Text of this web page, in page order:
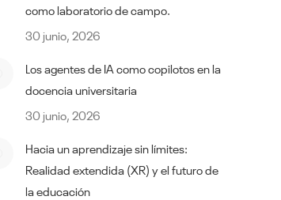
como laboratorio de campo.
30 junio, 2026
Los agentes de IA como copilotos en la
docencia universitaria
30 junio, 2026
Hacia un aprendizaje sin límites:
Realidad extendida (XR) y el futuro de
la educación